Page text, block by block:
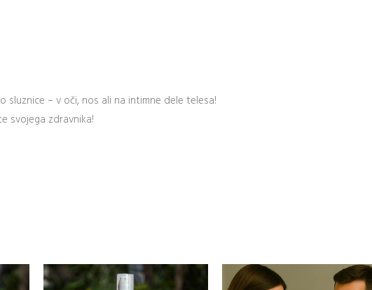
sluznice – v oči, nos ali na intimne dele telesa!
svojega zdravnika!
Ta